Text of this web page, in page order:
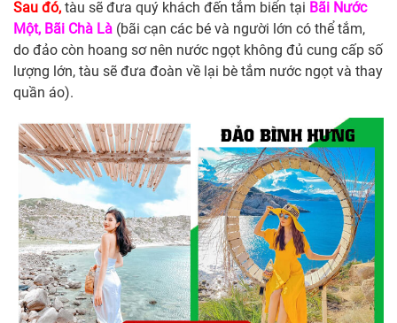
Sau đó, tàu sẽ đưa quý khách đến tắm biển tại Bãi Nước
Một, Bãi Chà Là (bãi cạn các bé và người lớn có thể tắm,
do đảo còn hoang sơ nên nước ngọt không đủ cung cấp số
lượng lớn, tàu sẽ đưa đoàn về lại bè tắm nước ngọt và thay
quần áo).